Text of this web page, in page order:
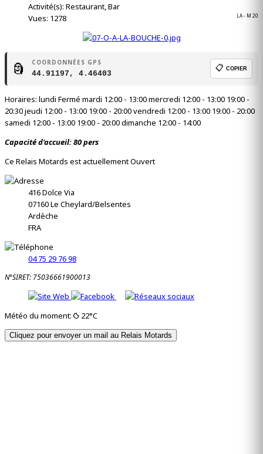
Activité(s): Restaurant, Bar
Vues: 1278
LA - M 20
🗿 COORDONNÉES GPS
44.91197, 4.46403
📋 COPIER
Horaires: lundi Fermé mardi 12:00 - 13:00 mercredi 12:00 - 13:00 19:00 -
20:30 jeudi 12:00 - 13:00 19:00 - 20:00 vendredi 12:00 - 13:00 19:00 - 20:00
samedi 12:00 - 13:00 19:00 - 20:00 dimanche 12:00 - 14:00
Capacité d'accueil: 80 pers
Ce Relais Motards est actuellement Ouvert
416 Dolce Via
07160Le Cheylard/Belsentes
Ardèche
FRA
04 75 29 76 98
N°SIRET: 75036661900013
Météo du moment: 22°C
Cliquez pour envoyer un mail au Relais Motards